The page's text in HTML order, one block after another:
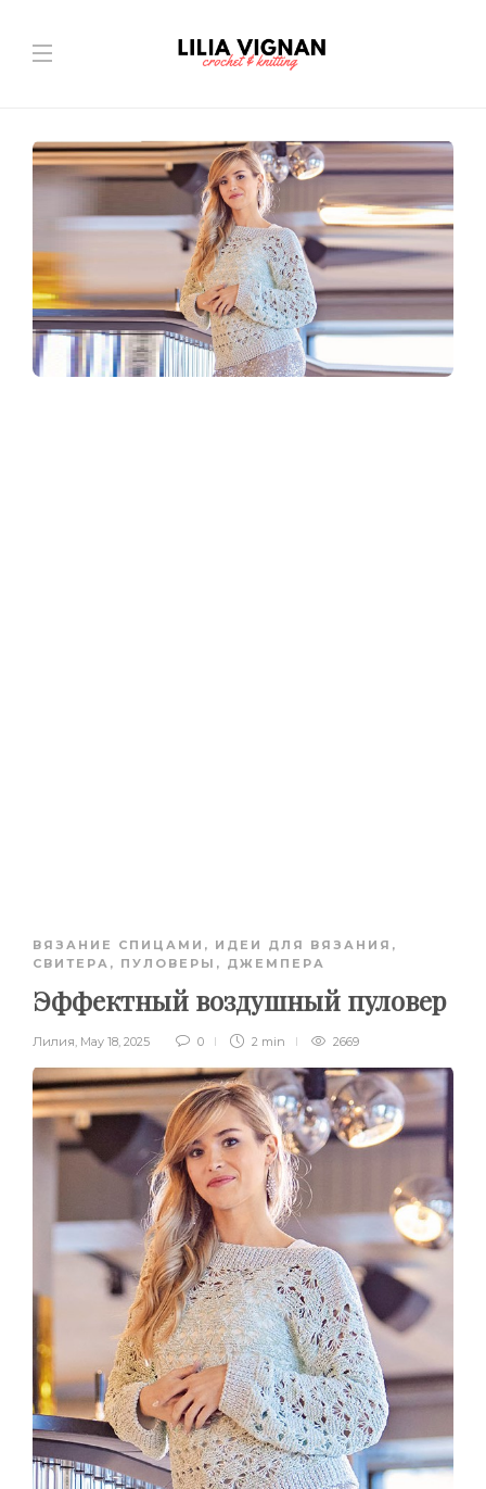
ВЯЗАНИЕ СПИЦАМИ , ИДЕИ ДЛЯ ВЯЗАНИЯ ,
СВИТЕРА, ПУЛОВЕРЫ, ДЖЕМПЕРА
Эффектный воздушный пуловер
Лилия, May 18, 2025 0 2 min 2669